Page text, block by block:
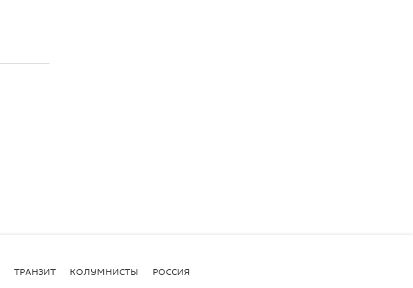
ТРАНЗИТ КОЛУМНИСТЫ РОССИЯ